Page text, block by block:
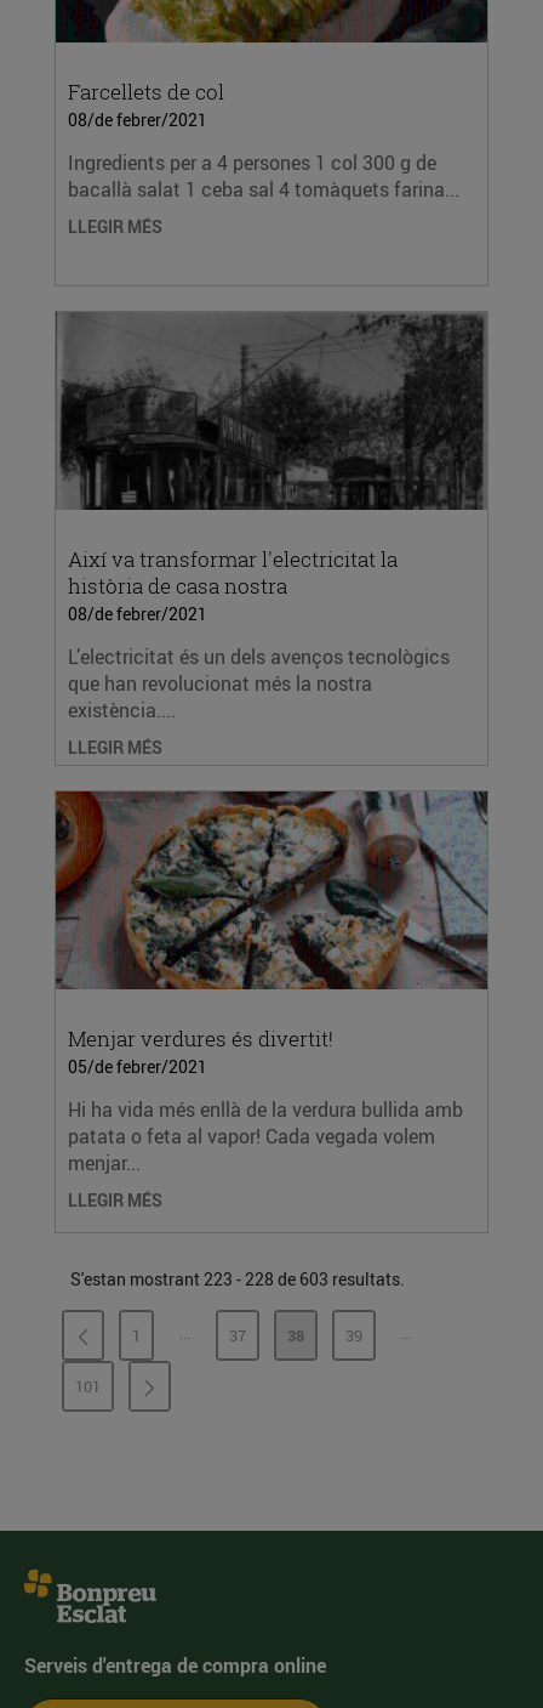
Farcellets de col
08/de febrer/2021
Ingredients per a 4 persones 1 col 300 g de
bacallà salat 1 ceba sal 4 tomàquets farina...
LLEGIR MÉS
Així va transformar l'electricitat la
història de casa nostra
08/de febrer/2021
L’electricitat és un dels avenços tecnològics
que han revolucionat més la nostra
existència....
LLEGIR MÉS
Menjar verdures és divertit!
05/de febrer/2021
Hi ha vida més enllà de la verdura bullida amb
patata o feta al vapor! Cada vegada volem
menjar...
LLEGIR MÉS
S'estan mostrant 223 - 228 de 603 resultats.
PÀGINA
1 ...PÀGINES INTERMÈDIES
PÀGINA
37 PÀGINA
38 PÀGINA
39 ...PÀGINES
PÀGINA
101
Serveis d'entrega de compra online